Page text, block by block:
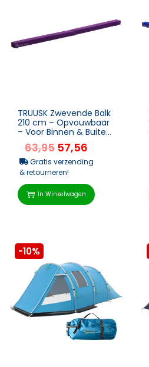
TRUUSK Zwevende Balk
210 cm – Opvouwbaar
– Voor Binnen & Buiten
– Balanceerbal...
63,95 57,56
Gratis verzending
& retourneren!
In Winkelwagen
-10%